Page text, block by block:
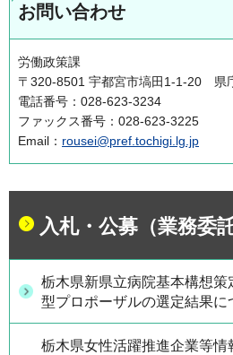
お問い合わせ
労働政策課
〒320-8501 宇都宮市塙田1-1-20 県
電話番号：028-623-3234
ファックス番号：028-623-3225
Email： rousei@pref.tochigi.lg.jp
入札・公募（業務委託
栃木県新県立病院基本構想策
型プロポーザルの選定結果に
栃木県女性活躍推進企業等